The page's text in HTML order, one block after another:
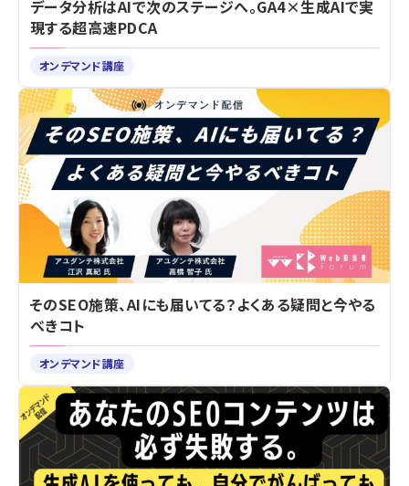
データ分析はAIで次のステージへ。GA4×生成AIで実
現する超高速PDCA
オンデマンド講座
そのSEO施策、AIにも届いてる？よくある疑問と今やる
べきコト
オンデマンド講座